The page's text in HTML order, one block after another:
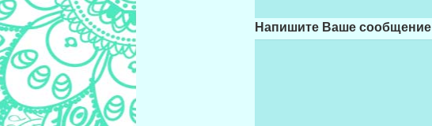
Напишите Ваше сообщение